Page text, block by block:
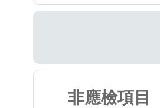
非應檢項目